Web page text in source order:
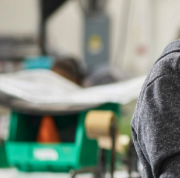
セパレーションパネル
テクノロジーツール
ケーブルホルダー
エルゴノミクスツール
LAB & HEALTHCARE
提携企業
GOVERNMENT & EDUCATION